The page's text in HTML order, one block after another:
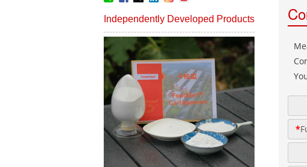
Independently Developed Products